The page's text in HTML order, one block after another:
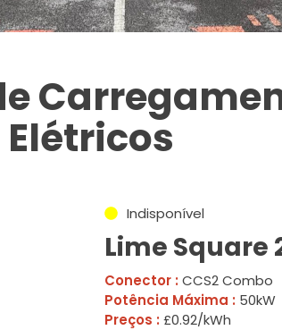
Elétricos
Indisponível
Lime Square
Conector : CCS2 Combo
Potência Máxima : 50kW
Preços : £0.92/kWh